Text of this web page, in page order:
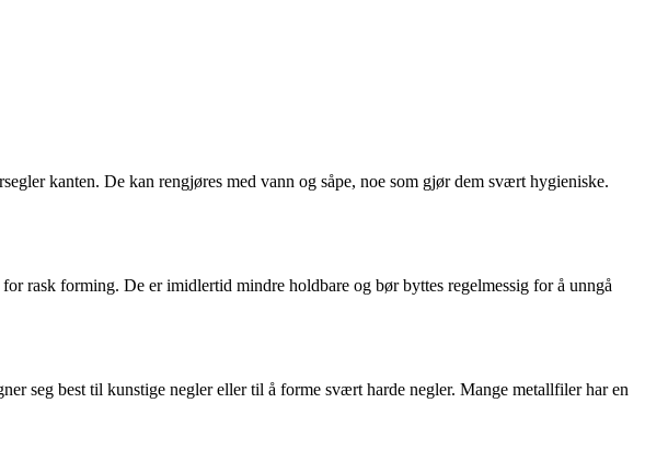
kanten. De kan rengjøres med vann og såpe, noe som gjør dem svært hygieniske.
rask forming. De er imidlertid mindre holdbare og bør byttes regelmessig for å unngå
seg best til kunstige negler eller til å forme svært harde negler. Mange metallfiler har en